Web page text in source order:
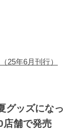
25年6月刊行）
グッズになっ
店舗で発売